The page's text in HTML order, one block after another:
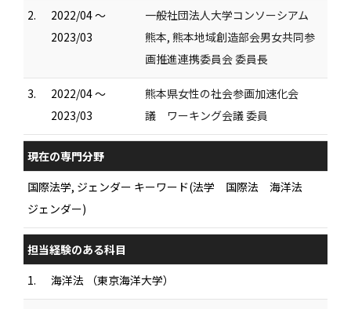
2.
2022/04 ～
2023/03
一般社団法人大学コンソーシアム
熊本, 熊本地域創造部会男女共同参
画推進連携委員会 委員長
3.
2022/04 ～
2023/03
熊本県女性の社会参画加速化会
議 ワーキング会議 委員
現在の専門分野
国際法学, ジェンダー キーワード(法学 国際法 海洋法
ジェンダー)
担当経験のある科目
1.
海洋法 （東京海洋大学）